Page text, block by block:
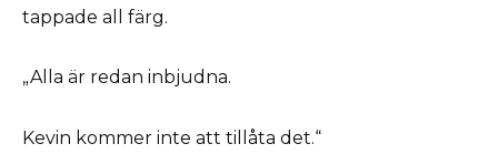
tappade all färg.
„Alla är redan inbjudna.
Kevin kommer inte att tillåta det.“